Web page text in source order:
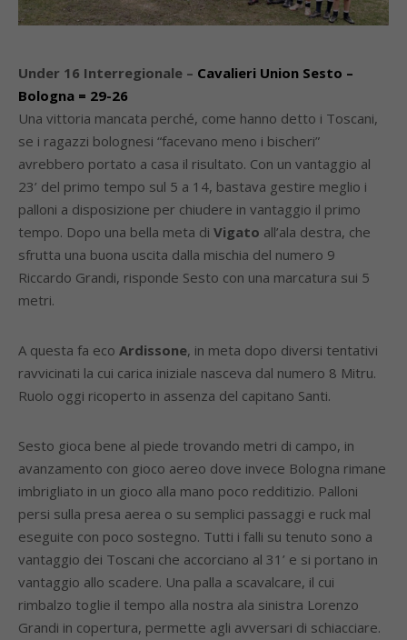
Under 16 Interregionale – Cavalieri Union Sesto –
Bologna = 29-26
Una vittoria mancata perché, come hanno detto i Toscani,
se i ragazzi bolognesi “facevano meno i bischeri”
avrebbero portato a casa il risultato. Con un vantaggio al
23’ del primo tempo sul 5 a 14, bastava gestire meglio i
palloni a disposizione per chiudere in vantaggio il primo
tempo. Dopo una bella meta di Vigato all’ala destra, che
sfrutta una buona uscita dalla mischia del numero 9
Riccardo Grandi, risponde Sesto con una marcatura sui 5
metri.
A questa fa eco Ardissone, in meta dopo diversi tentativi
ravvicinati la cui carica iniziale nasceva dal numero 8 Mitru.
Ruolo oggi ricoperto in assenza del capitano Santi.
Sesto gioca bene al piede trovando metri di campo, in
avanzamento con gioco aereo dove invece Bologna rimane
imbrigliato in un gioco alla mano poco redditizio. Palloni
persi sulla presa aerea o su semplici passaggi e ruck mal
eseguite con poco sostegno. Tutti i falli su tenuto sono a
vantaggio dei Toscani che accorciano al 31’ e si portano in
vantaggio allo scadere. Una palla a scavalcare, il cui
rimbalzo toglie il tempo alla nostra ala sinistra Lorenzo
Grandi in copertura, permette agli avversari di schiacciare.